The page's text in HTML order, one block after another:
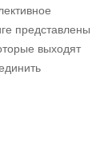
представлены
выходят